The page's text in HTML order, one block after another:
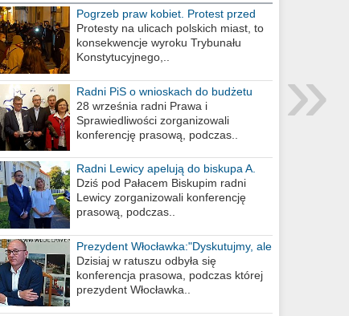
Pogrzeb praw kobiet. Protest przed
biurem poselskim PiS
Protesty na ulicach polskich miast, to
konsekwencje wyroku Trybunału
Konstytucyjnego,..
Radni PiS o wnioskach do budżetu
miasta na 2021 rok
28 września radni Prawa i
Sprawiedliwości zorganizowali
konferencję prasową, podczas..
Radni Lewicy apelują do biskupa A.
Wiesława Meringa
Dziś pod Pałacem Biskupim radni
Lewicy zorganizowali konferencję
prasową, podczas..
Prezydent Włocławka:"Dyskutujmy, ale
nie obrażajmy się”
Dzisiaj w ratuszu odbyła się
konferencja prasowa, podczas której
prezydent Włocławka..
»